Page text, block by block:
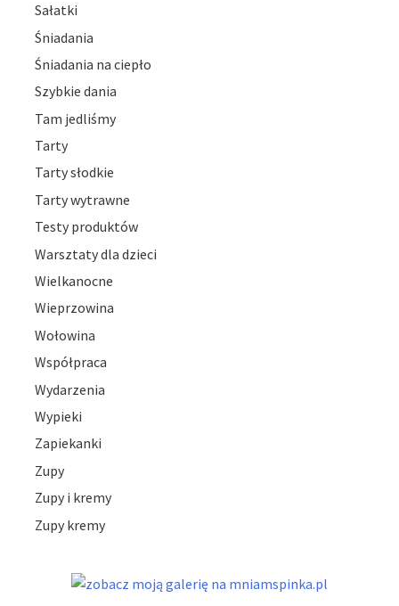
Sałatki
Śniadania
Śniadania na ciepło
Szybkie dania
Tam jedliśmy
Tarty
Tarty słodkie
Tarty wytrawne
Testy produktów
Warsztaty dla dzieci
Wielkanocne
Wieprzowina
Wołowina
Współpraca
Wydarzenia
Wypieki
Zapiekanki
Zupy
Zupy i kremy
Zupy kremy